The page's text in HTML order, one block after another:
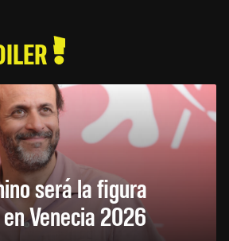
será la figura
Venecia 2026